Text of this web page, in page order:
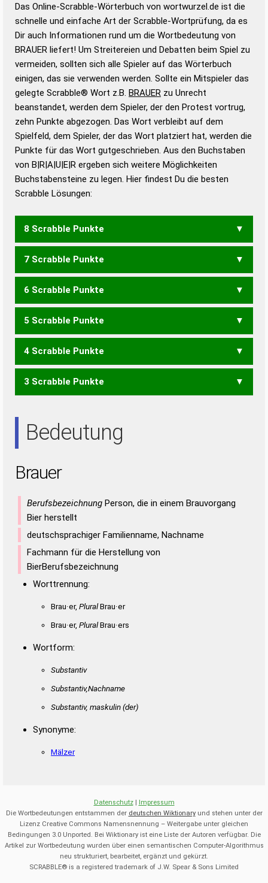
Wortwurzel liefert mit Hilfe eines semantischen
Wortanalyse-Algorithmus gute Anhaltspunkte zu
Wortbedeutung, Worttrennung und Wortform, um die
Gültigkeit eines Wortes für das Scrabble-Spiel zu
bestimmen!
zugelassene Turnier Scrabble-
Wörterbücher sind:
Duden – Standardwerk in 12 Bänden
Duden – Richtiges und gutes
Deutsch
Duden – Die deutsche Grammatik
Duden – Deutsches
Das Online-Scrabble-Wörterbuch von wortwurzel.de ist die
schnelle und einfache Art der Scrabble-Wortprüfung, da es
Dir auch Informationen rund um die Wortbedeutung von
BRAUER liefert! Um Streitereien und Debatten beim Spiel zu
vermeiden, sollten sich alle Spieler auf das Wörterbuch
einigen, das sie verwenden werden. Sollte ein Mitspieler das
gelegte Scrabble® Wort z.B. BRAUER zu Unrecht
beanstandet, werden dem Spieler, der den Protest vortrug,
zehn Punkte abgezogen. Das Wort verbleibt auf dem
Spielfeld, dem Spieler, der das Wort platziert hat, werden die
Punkte für das Wort gutgeschrieben. Aus den Buchstaben
von B|R|A|U|E|R ergeben sich weitere Möglichkeiten
Buchstabensteine zu legen. Hier findest Du die besten
Scrabble Lösungen:
8 Scrabble Punkte
URBARE
7 Scrabble Punkte
BARER BARRE BAUER
6 Scrabble Punkte
ABER BARE BARR BAUE
5 Scrabble Punkte
BAR BAU BRR ERB
4 Scrabble Punkte
RARE
3 Scrabble Punkte
Bedeutung
Brauer
Berufsbezeichnung Person, die in einem Brauvorgang
Bier herstellt
deutschsprachiger Familienname, Nachname
Fachmann für die Herstellung von
BierBerufsbezeichnung
Worttrennung:
Brau·er, PluralBrau·er
Brau·er, PluralBrau·ers
Wortform:
Substantiv
Substantiv,Nachname
Substantiv, maskulin(der)
Synonyme:
Mälzer
Datenschutz| Impressum
Die Wortbedeutungen entstammen der deutschen Wiktionaryund stehen unter der
Lizenz Creative Commons Namensnennung – Weitergabe unter gleichen
Bedingungen 3.0 Unported. Bei Wiktionary ist eine Liste der Autoren verfügbar. Die
Artikel zur Wortbedeutung wurden über einen semantischen Computer-Algorithmus
neu strukturiert, bearbeitet, ergänzt und gekürzt.
SCRABBLE® is a registered trademark of J.W. Spear & Sons Limited